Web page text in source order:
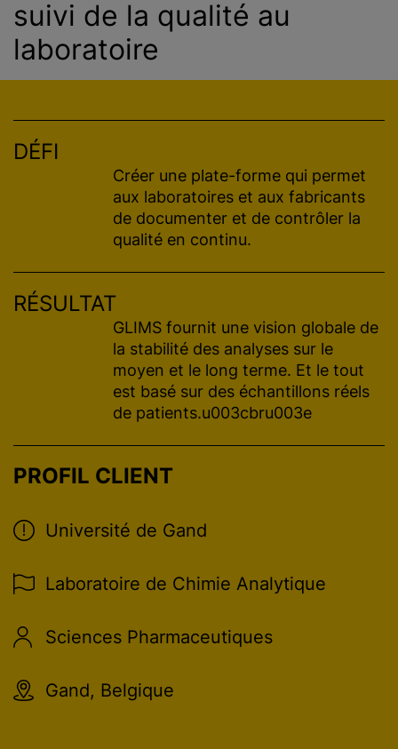
suivi de la qualité au
laboratoire
PROFIL CLIENT
Université de Gand
Laboratoire de Chimie Analytique
Sciences Pharmaceutiques
Gand, Belgique
DÉFI
Créer une plate-forme qui permet
aux laboratoires et aux fabricants
de documenter et de contrôler la
qualité en continu.
RÉSULTAT
GLIMS fournit une vision globale de
la stabilité des analyses sur le
moyen et le long terme. Et le tout
est basé sur des échantillons réels
de patients.u003cbru003e